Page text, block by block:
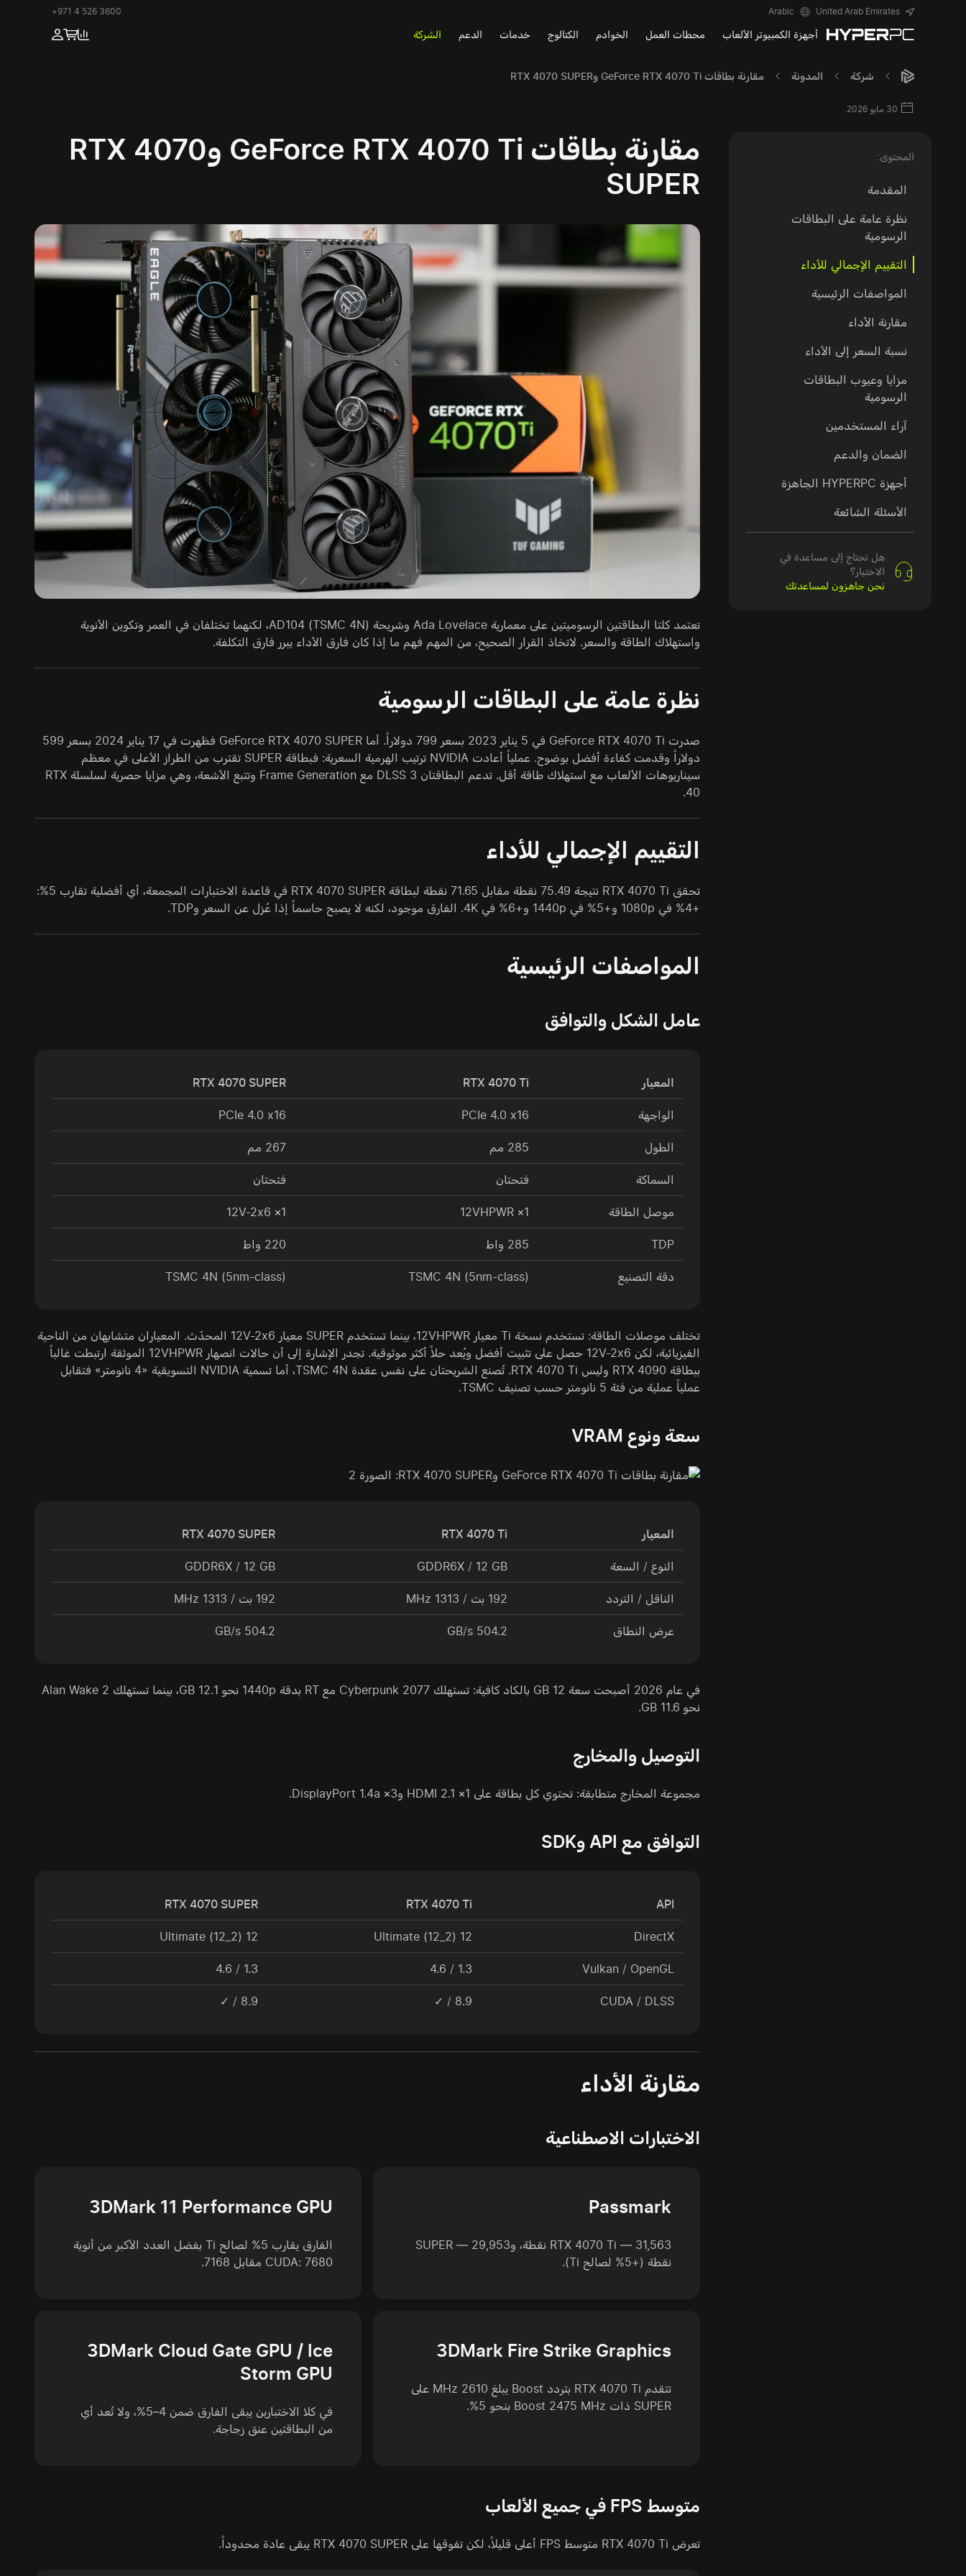
United Arab Emirates
Arabic
+971 4 526 3600
أجهزة الكمبيوتر الألعاب محطات العمل الخوادم الكتالوج خدمات الدعم الشركة
شركة المدونة مقارنة بطاقات GeForce RTX 4070 Ti وRTX 4070 SUPER
المحتوى:
المقدمة
نظرة عامة على البطاقات
الرسومية
التقييم الإجمالي للأداء
المواصفات الرئيسية
مقارنة الأداء
نسبة السعر إلى الأداء
مزايا وعيوب البطاقات
الرسومية
آراء المستخدمين
الضمان والدعم
أجهزة HYPERPC الجاهزة
الأسئلة الشائعة
هل تحتاج إلى مساعدة في
الاختيار؟
نحن جاهزون لمساعدتك
مقارنة بطاقات GeForce RTX 4070 Ti وRTX 4070
SUPER
تعتمد كلتا البطاقتين الرسوميتين على معمارية Ada Lovelace وشريحة AD104 (TSMC 4N)، لكنهما تختلفان في العمر وتكوين الأنوية
واستهلاك الطاقة والسعر. لاتخاذ القرار الصحيح، من المهم فهم ما إذا كان فارق الأداء يبرر فارق التكلفة.
نظرة عامة على البطاقات الرسومية
صدرت GeForce RTX 4070 Ti في 5 يناير 2023 بسعر 799 دولاراً. أما GeForce RTX 4070 SUPER فظهرت في 17 يناير 2024 بسعر 599
دولاراً وقدمت كفاءة أفضل بوضوح. عملياً أعادت NVIDIA ترتيب الهرمية السعرية: فبطاقة SUPER تقترب من الطراز الأعلى في معظم
سيناريوهات الألعاب مع استهلاك طاقة أقل. تدعم البطاقتان DLSS 3 مع Frame Generation وتتبع الأشعة، وهي مزايا حصرية لسلسلة RTX
40.
التقييم الإجمالي للأداء
تحقق RTX 4070 Ti نتيجة 75.49 نقطة مقابل 71.65 نقطة لبطاقة RTX 4070 SUPER في قاعدة الاختبارات المجمعة، أي أفضلية تقارب 5%:
+4% في 1080p و+5% في 1440p و+6% في 4K. الفارق موجود، لكنه لا يصبح حاسماً إذا عُزل عن السعر وTDP.
المواصفات الرئيسية
عامل الشكل والتوافق
المعيار RTX 4070 Ti
RTX 4070 SUPER
الواجهة PCIe 4.0 x16
PCIe 4.0 x16
الطول 285 مم 267 مم
السماكة فتحتان فتحتان
موصل الطاقة 1× 12VHPWR
1× 12V-2x6
TDP 285 واط 220 واط
دقة التصنيع TSMC 4N (5nm-class)
TSMC 4N (5nm-class)
تختلف موصلات الطاقة: تستخدم نسخة Ti معيار 12VHPWR، بينما تستخدم SUPER معيار 12V-2x6 المحدّث. المعياران متشابهان من الناحية
الفيزيائية، لكن 12V-2x6 حصل على تثبيت أفضل ويُعد حلاً أكثر موثوقية. تجدر الإشارة إلى أن حالات انصهار 12VHPWR الموثقة ارتبطت غالباً
ببطاقة RTX 4090 وليس RTX 4070 Ti. تُصنع الشريحتان على نفس عقدة TSMC 4N، أما تسمية NVIDIA التسويقية «4 نانومتر» فتقابل
عملياً عملية من فئة 5 نانومتر حسب تصنيف TSMC.
سعة ونوع VRAM
المعيار RTX 4070 Ti
RTX 4070 SUPER
النوع / السعة GDDR6X / 12 GB
GDDR6X / 12 GB
الناقل / التردد 192 بت / 1313 MHz 192 بت / 1313 MHz
عرض النطاق 504.2 GB/s
504.2 GB/s
في عام 2026 أصبحت سعة 12 GB بالكاد كافية: تستهلك Cyberpunk 2077 مع RT بدقة 1440p نحو 12.1 GB، بينما تستهلك Alan Wake 2
نحو 11.6 GB.
التوصيل والمخارج
مجموعة المخارج متطابقة: تحتوي كل بطاقة على 1× HDMI 2.1 و3× DisplayPort 1.4a.
التوافق مع API وSDK
API
RTX 4070 Ti
RTX 4070 SUPER
DirectX
12 Ultimate (12_2)
12 Ultimate (12_2)
Vulkan / OpenGL
1.3 / 4.6
1.3 / 4.6
CUDA / DLSS
8.9 / ✓
8.9 / ✓
مقارنة الأداء
الاختبارات الاصطناعية
Passmark
RTX 4070 Ti — 31,563 نقطة، وSUPER — 29,953
نقطة (+5% لصالح Ti).
3DMark 11 Performance GPU
الفارق يقارب 5% لصالح Ti بفضل العدد الأكبر من أنوية
CUDA: 7680 مقابل 7168.
3DMark Fire Strike Graphics
تتقدم RTX 4070 Ti بتردد Boost يبلغ 2610 MHz على
SUPER ذات Boost 2475 MHz بنحو 5%.
3DMark Cloud Gate GPU / Ice
Storm GPU
في كلا الاختبارين يبقى الفارق ضمن 4–5%، ولا تُعد أي
من البطاقتين عنق زجاجة.
متوسط FPS في جميع الألعاب
تعرض RTX 4070 Ti متوسط FPS أعلى قليلاً، لكن تفوقها على RTX 4070 SUPER يبقى عادة محدوداً.